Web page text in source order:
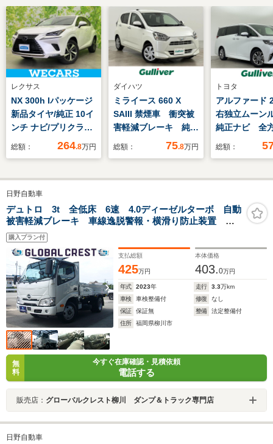
レクサス
NX 300h Iパッケージ
新品タイヤ/純正 10イ
ンチ ナビ/プリクラッ
シュセーフティ/シー
ム/シート 合皮/ヘッド
ランプ
LED/Bluetooth接
続/ETC2.0
総額： 264.8万円
ダイハツ
ミライース 660 X
SAIII 禁煙車 衝突被
害軽減ブレーキ 純正
オーディオ オートマ
ヘッドライト 純正セ
SRSエアバック リモ
コンキー クリアラン
コーダー
総額： 75.8万円
トヨタ
アルファード
右独立ムー
純正ナビ 全
ラ 純正後席
シート シー
ション トヨ
ティセンス
総額：
日野自動車
デュトロ 3t 全低床 6速 4.0ディーゼルターボ 自動
被害軽減ブレーキ 車線逸脱警報・横滑り防止装置 坂
道発進補助装置 カラーインフォモニター LEDヘッド
ライト LEDフォグランプ 電動ミラー ETC デジタ
ルインナーミラー 荷台新塗装済
購入プラン付
支払総額
425万円
本体価格
403.0万円
年式 2023年 走行 3.3万km
車検
車検整備付 修復
なし
保証
保証無 整備
法定整備付
住所
福岡県柳川市
無
料
今すぐ在庫確認・見積依頼
電話する
販売店： グローバルクレスト柳川 ダンプ＆トラック専門店
日野自動車